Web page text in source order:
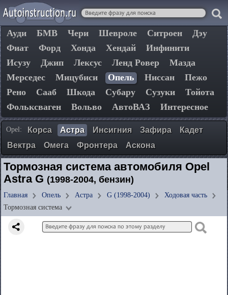
Ауди БМВ Чери Шевроле Ситроен
Дэу
Фиат
Форд Хонда Хендай
Инфинити
Исузу
Джип Лексус Ленд Ровер
Мазда
Мерседес
Мицубиси Опель Ниссан
Пежо
Рено
Сааб Шкода Субару Сузуки
Тойота
Фольксваген
Вольво АвтоВАЗ Интересное
Opel: Корса Астра Инсигния Зафира
Кадет
Вектра
Омега Фронтера Аскона
Тормозная система автомобиля Opel
Astra G (1998-2004, бензин)
Главная Опель Астра G (1998-2004)
Ходовая часть
Тормозная система